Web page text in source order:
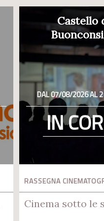
Castello
DAL 07/08/2026 AL
IN
RASSEGNA
Cinema sotto le